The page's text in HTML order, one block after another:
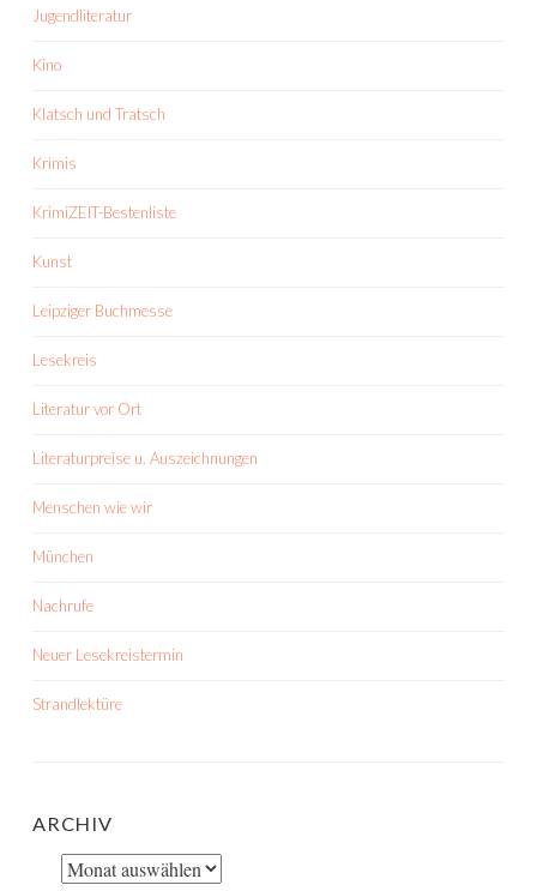
Jugendliteratur
Kino
Klatsch und Tratsch
Krimis
KrimiZEIT-Bestenliste
Kunst
Leipziger Buchmesse
Lesekreis
Literatur vor Ort
Literaturpreise u. Auszeichnungen
Menschen wie wir
München
Nachrufe
Neuer Lesekreistermin
Strandlektüre
ARCHIV
Archiv